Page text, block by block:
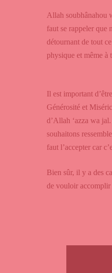
Allah soubhânahou
faut se rappeler que
détournant de tout
physique et même à
Il est important
Générosité et
d’Allah ‘azza wa
souhaitons
faut l’accepter car
Bien sûr, il y a des
de vouloir accomplir